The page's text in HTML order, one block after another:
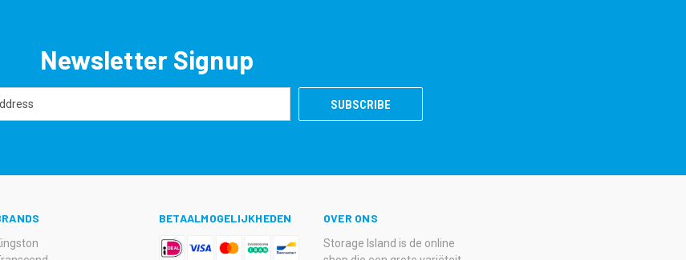
Newsletter Signup
BETAALMOGELIJKHEDEN OVER ONS
Storage Island is de online